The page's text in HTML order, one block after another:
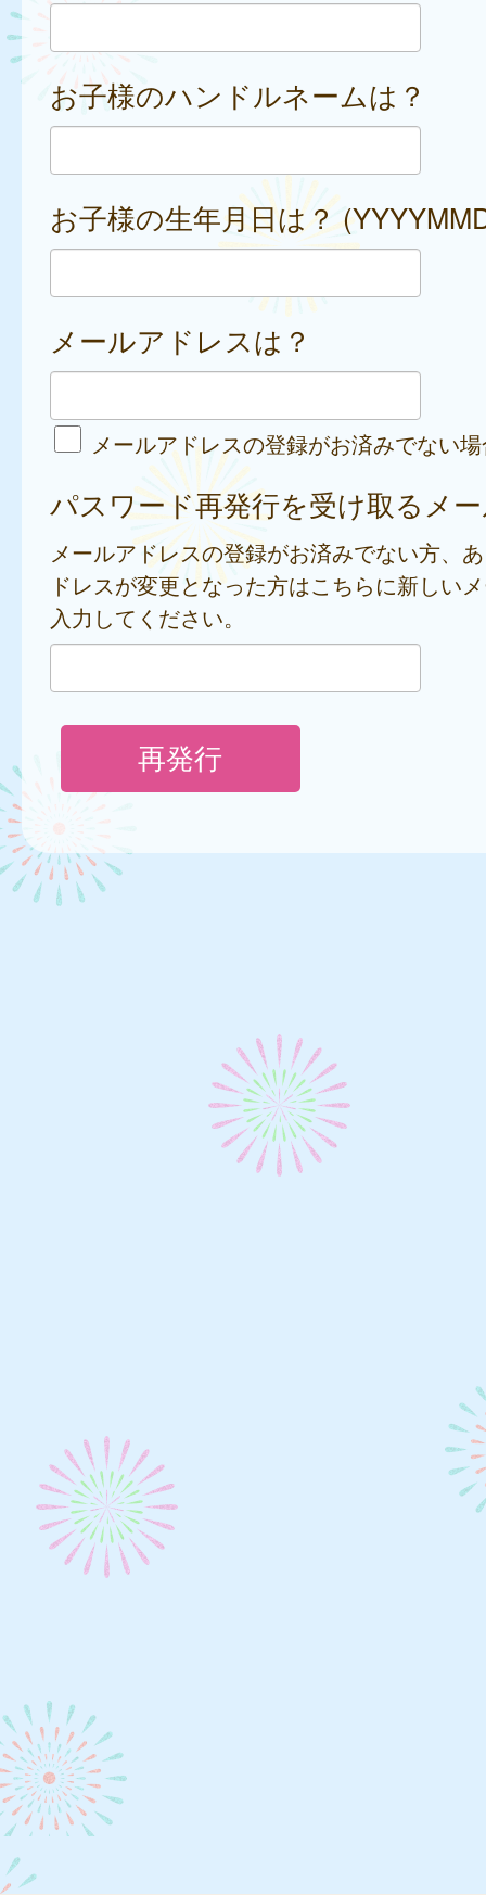
お子様のハンドルネームは？
お子様の生年月日は？
メールアドレスは？
メールアドレスの登録がお済みでない
パスワード再発行を受け取るメ
メールアドレスの登録がお済みでない方、
ドレスが変更となった方はこちらに新しい
入力してください。